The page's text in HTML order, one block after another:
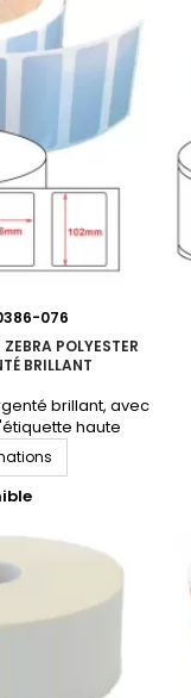
076
POLYESTER
BRILLANT
brillant, avec
haute
Format :
Adhésif :
rouleau :
étiquettes :
: 76mmQuantité
non tenu en
pour un devis